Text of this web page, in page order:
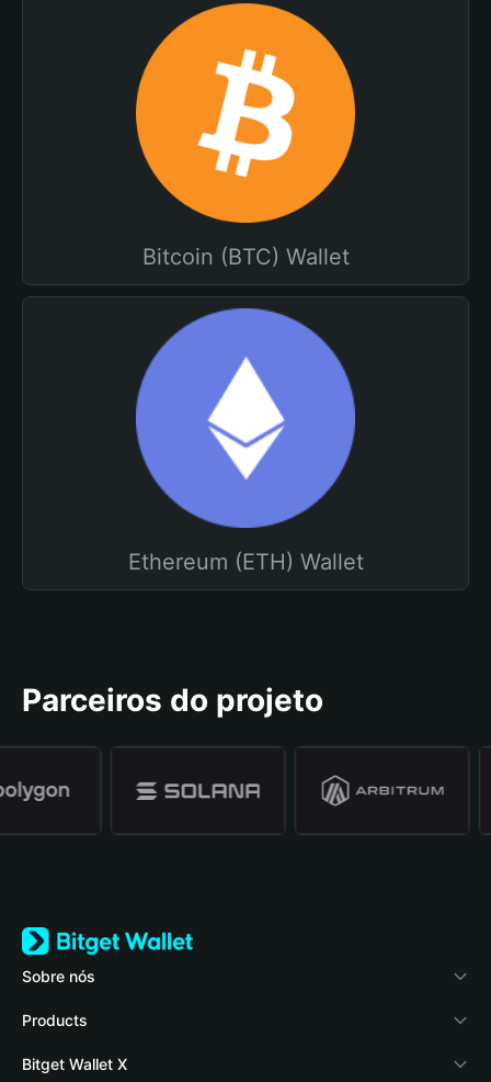
Bitcoin (BTC) Wallet
Ethereum (ETH) Wallet
Parceiros do projeto
Sobre nós
Bitget Wallet
Blog
Products
Crypto Card
Bitget Wallet X